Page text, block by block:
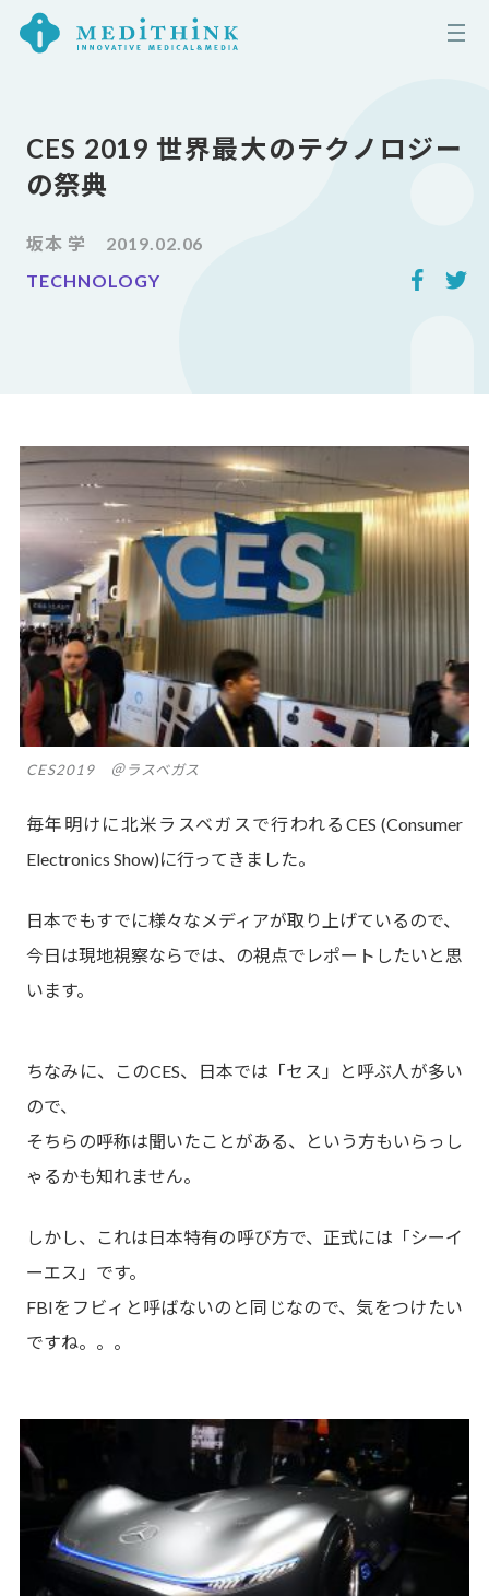
CES 2019 世界最大のテクノロジー
の祭典
坂本 学
2019.02.06
TECHNOLOGY
CES2019 ＠ラスベガス
毎年明けに北米ラスベガスで行われるCES (Consumer
Electronics Show)に行ってきました。
日本でもすでに様々なメディアが取り上げているので、
今日は現地視察ならでは、の視点でレポートしたいと思
います。
ちなみに、このCES、日本では「セス」と呼ぶ人が多い
ので、
そちらの呼称は聞いたことがある、という方もいらっし
ゃるかも知れません。
しかし、これは日本特有の呼び方で、正式には「シーイ
ーエス」です。
FBIをフビィと呼ばないのと同じなので、気をつけたい
ですね。。。